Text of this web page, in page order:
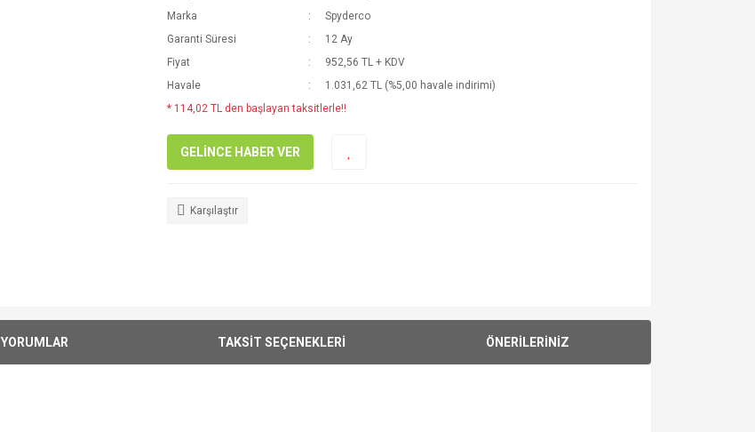
Marka
Spyderco
Garanti Süresi
12 Ay
Fiyat
952,56 TL + KDV
Havale
1.031,62 TL (%5,00 havale indirimi)
* 114,02 TL den başlayan taksitlerle!!
GELİNCE HABER VER
Karşılaştır
YORUMLAR TAKSİT SEÇENEKLERİ ÖNERİLERİNİZ